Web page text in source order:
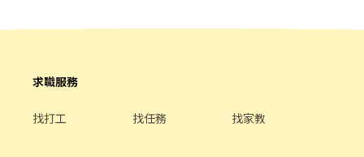
求職服務
找打工 找任務 找家教